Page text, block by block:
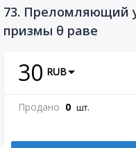
73. Преломляющий
призмы θ раве
30 RUB
Продано 0 шт.